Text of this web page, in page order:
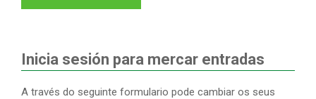
Inicia sesión para mercar entradas
A través do seguinte formulario pode cambiar os seus